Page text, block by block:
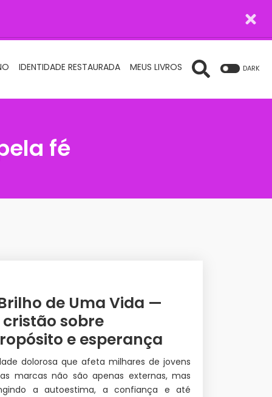
IDENTIDADE RESTAURADA MEUS LIVROS DARK
fé
de Uma Vida —
sobre
e esperança
dolorosa que afeta milhares de jovens
marcas não são apenas externas, mas
a autoestima, a confiança e até